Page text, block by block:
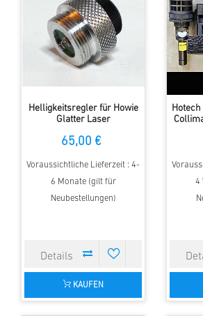
Helligkeitsregler für Howie
Glatter Laser
65,00 €
Voraussichtliche Lieferzeit : 4-
6 Monate (gilt für
Neubestellungen)
KAUFEN
4